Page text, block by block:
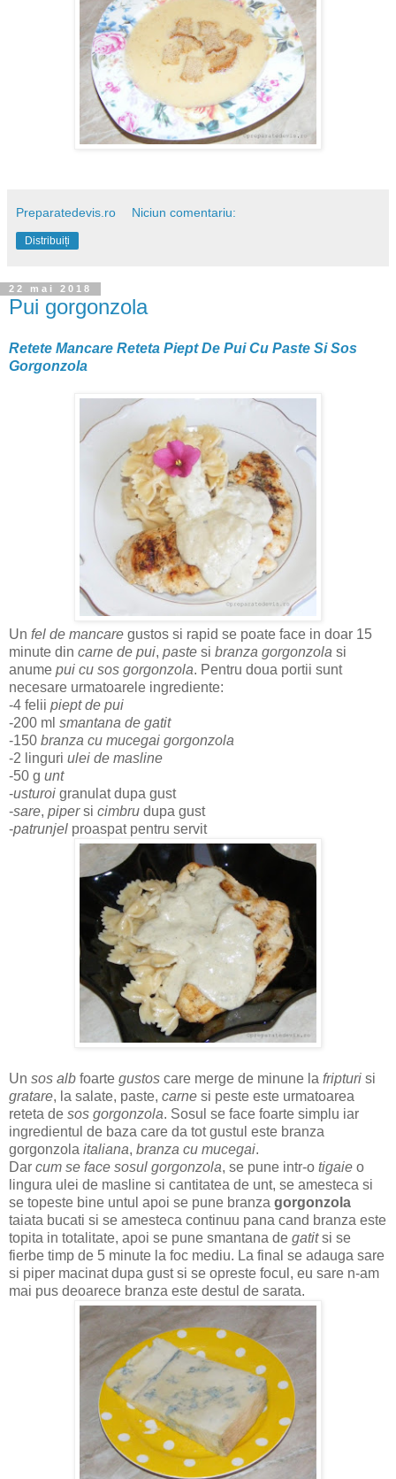
Preparatedevis.ro Niciun comentariu:
Distribuiți
22 mai 2018
Pui gorgonzola
Retete Mancare Reteta Piept De Pui Cu Paste Si Sos
Gorgonzola
Un fel de mancare gustos si rapid se poate face in doar 15
minute din carne de pui, paste si branza gorgonzola si
anume pui cu sos gorgonzola. Pentru doua portii sunt
necesare urmatoarele ingrediente:
-4 felii piept de pui
-200 ml smantana de gatit
-150 branza cu mucegai gorgonzola
-2 linguri ulei de masline
-50 g unt
-usturoi granulat dupa gust
-sare, pipersi cimbru dupa gust
-patrunjel proaspat pentru servit
Un sos alb foarte gustos care merge de minune la fripturi si
gratare, la salate, paste, carne si peste este urmatoarea
reteta de sos gorgonzola. Sosul se face foarte simplu iar
ingredientul de baza care da tot gustul este branza
gorgonzola italiana, branza cu mucegai.
Dar cum se face sosul gorgonzola, se pune intr-o tigaie o
lingura ulei de masline si cantitatea de unt, se amesteca si
se topeste bine untul apoi se pune branza gorgonzola
taiata bucati si se amesteca continuu pana cand branza este
topita in totalitate, apoi se pune smantana de gatitsi se
fierbe timp de 5 minute la foc mediu. La final se adauga sare
si piper macinat dupa gust si se opreste focul, eu sare n-am
mai pus deoarece branza este destul de sarata.